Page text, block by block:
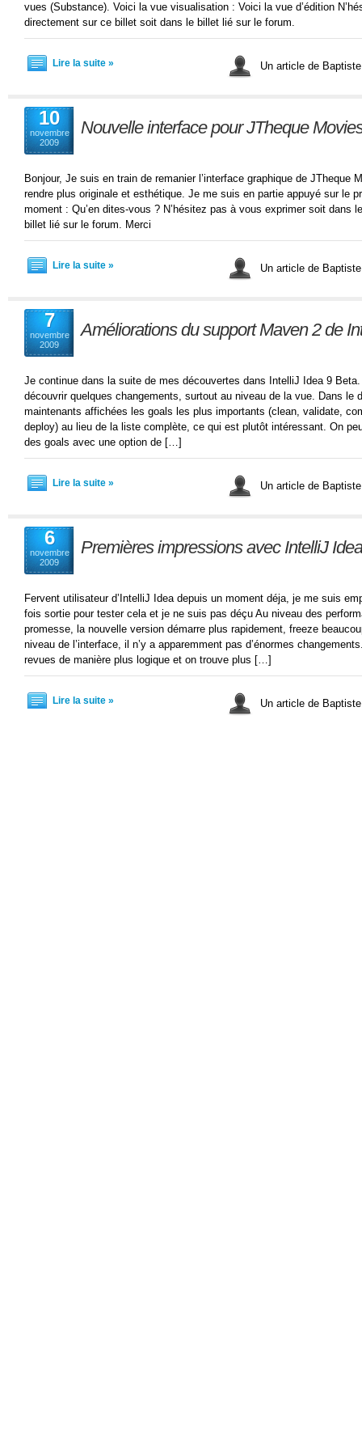
vues (Substance). Voici la vue visualisation : Voici la vue d’édition
directement sur ce billet soit dans le billet lié sur le forum.
Lire la suite » Un article de
10
novembre
2009
Nouvelle interface pour JTheque
Bonjour, Je suis en train de remanier l’interface graphique de JTheque
rendre plus originale et esthétique. Je me suis en partie appuyé sur le
moment : Qu’en dites-vous ? N’hésitez pas à vous exprimer soit dans
billet lié sur le forum. Merci
Lire la suite » Un article de
7
novembre
2009
Améliorations du support Maven 2 de
Je continue dans la suite de mes découvertes dans IntelliJ Idea 9
découvrir quelques changements, surtout au niveau de la vue. Dans le
maintenants affichées les goals les plus importants (clean, validate,
deploy) au lieu de la liste complète, ce qui est plutôt intéressant. On
des goals avec une option de […]
Lire la suite » Un article de
6
novembre
2009
Premières impressions avec IntelliJ
Fervent utilisateur d’IntelliJ Idea depuis un moment déja, je me suis
fois sortie pour tester cela et je ne suis pas déçu Au niveau des
promesse, la nouvelle version démarre plus rapidement, freeze
niveau de l’interface, il n’y a apparemment pas d’énormes
revues de manière plus logique et on trouve plus […]
Lire la suite » Un article de